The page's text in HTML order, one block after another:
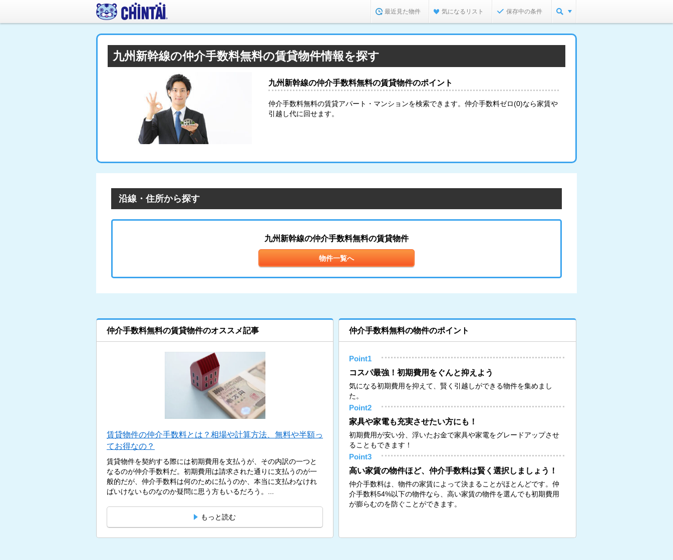
最近見た物件 気になるリスト 保存中の条件
九州新幹線の仲介手数料無料の賃貸物件情報を探す
九州新幹線の仲介手数料無料の賃貸物件のポイント
仲介手数料無料の賃貸アパート・マンションを検索できます。仲介手数料ゼロ(0)なら家賃や
引越し代に回せます。
沿線・住所から探す
九州新幹線の仲介手数料無料の賃貸物件
物件一覧へ
仲介手数料無料の賃貸物件のオススメ記事
賃貸物件の仲介手数料とは？相場や計算方法、無料や半額っ
てお得なの？
賃貸物件を契約する際には初期費用を支払うが、その内訳の一つと
なるのが仲介手数料だ。初期費用は請求された通りに支払うのが一
般的だが、仲介手数料は何のために払うのか、本当に支払わなけれ
ばいけないものなのか疑問に思う方もいるだろう。...
もっと読む
仲介手数料無料の物件のポイント
Point1
コスパ最強！初期費用をぐんと抑えよう
気になる初期費用を抑えて、賢く引越しができる物件を集めまし
た。
Point2
家具や家電も充実させたい方にも！
初期費用が安い分、浮いたお金で家具や家電をグレードアップさせ
ることもできます！
Point3
高い家賃の物件ほど、仲介手数料は賢く選択しましょう！
仲介手数料は、物件の家賃によって決まることがほとんどです。仲
介手数料54%以下の物件なら、高い家賃の物件を選んでも初期費用
が膨らむのを防ぐことができます。